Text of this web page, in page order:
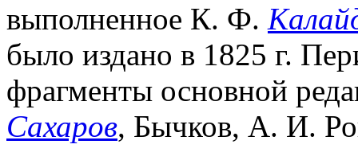
выполненное К. Ф.
было издано в 1825 г.
фрагменты основной
Сахаров, Бычков, А. И.